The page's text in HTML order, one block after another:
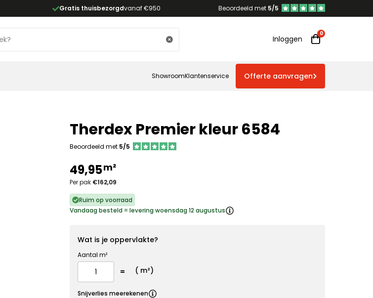
Gratis thuisbezorgdvanaf €950 Beoordeeld met 5/5
Inloggen
ShowroomKlantenservice Offerte aanvragen
Therdex Premier kleur 6584
Beoordeeld met 5/5
49,95m²
Per pak €162,09
Ruim op voorraad
Vandaag besteld = levering woensdag 12 augustus
Wat is je oppervlakte?
Aantal m²
( m²)
Snijverlies meerekenen